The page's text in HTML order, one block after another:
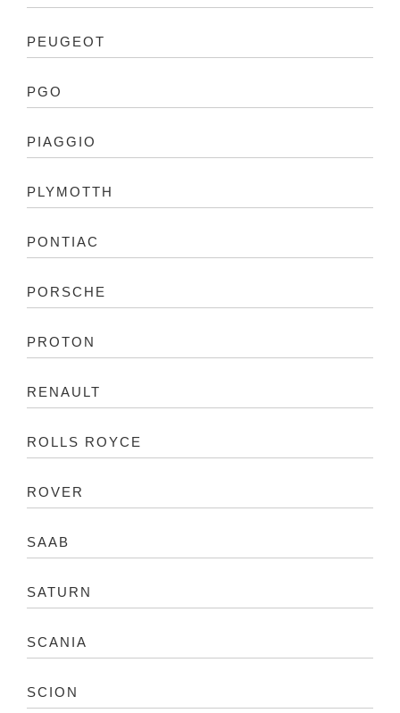
PEUGEOT
PGO
PIAGGIO
PLYMOTTH
PONTIAC
PORSCHE
PROTON
RENAULT
ROLLS ROYCE
ROVER
SAAB
SATURN
SCANIA
SCION